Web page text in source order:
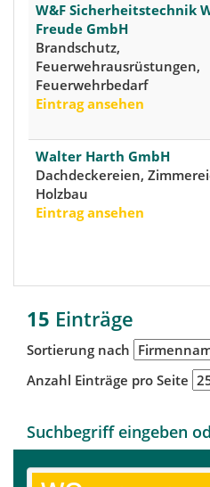
W&F Sicherheitstechnik
Freude GmbH
Brandschutz,
Feuerwehrausrüstungen,
Feuerwehrbedarf
Eintrag ansehen
Walter Harth GmbH
Dachdeckereien,
Holzbau
Eintrag ansehen
15 Einträge
Sortierung nach
Anzahl Einträge pro Seite
Suchbegriff eingeben